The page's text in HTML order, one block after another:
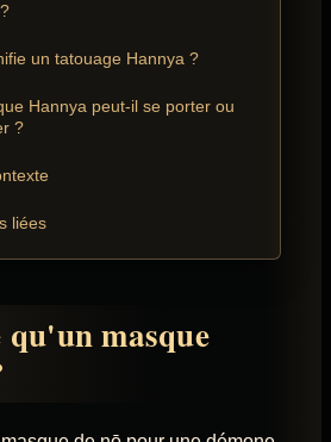
un tatouage Hannya ?
Hannya peut-il se porter ou
?
liées
qu'un masque